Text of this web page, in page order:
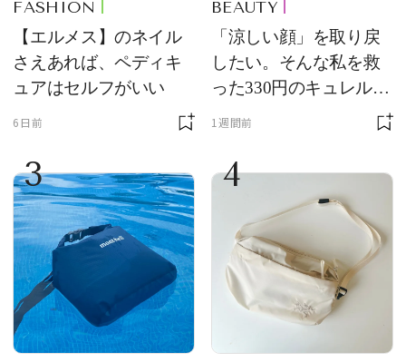
FASHION
【エルメス】のネイル
さえあれば、ペディキ
ュアはセルフがいい
6日前
BEAUTY
「涼しい顔」を取り戻
したい。そんな私を救
った330円のキュレル名
1週間前
3 4